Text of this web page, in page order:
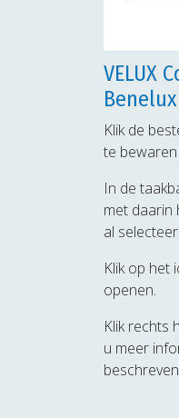
VELUX
Klik de
te
In de
met daarin
al
Klik op het
openen.
Klik rechts
u meer